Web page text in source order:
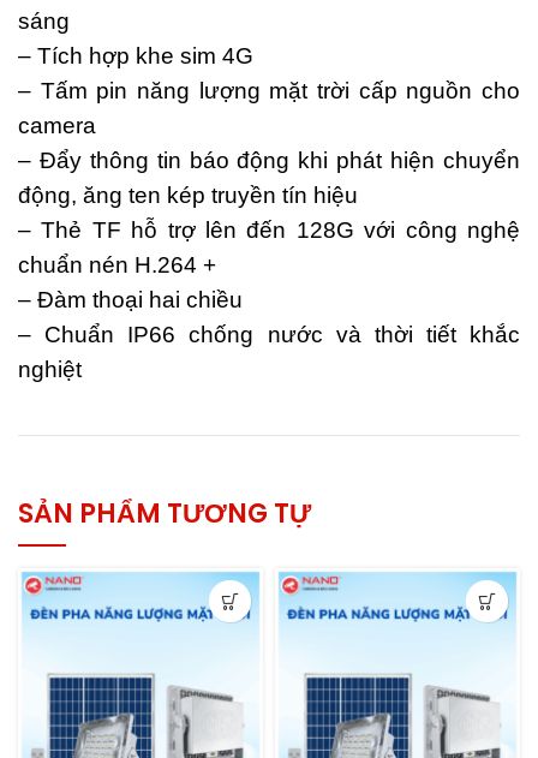
sáng
– Tích hợp khe sim 4G
– Tấm pin năng lượng mặt trời cấp nguồn cho
camera
– Đẩy thông tin báo động khi phát hiện chuyển
động, ăng ten kép truyền tín hiệu
– Thẻ TF hỗ trợ lên đến 128G với công nghệ
chuẩn nén H.264 +
– Đàm thoại hai chiều
– Chuẩn IP66 chống nước và thời tiết khắc
nghiệt
SẢN PHẨM TƯƠNG TỰ